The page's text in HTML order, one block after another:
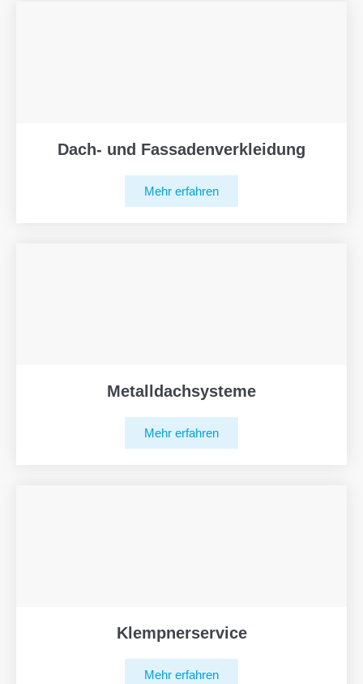
Dach- und Fassadenverkleidung
Mehr erfahren
Metalldachsysteme
Mehr erfahren
Klempnerservice
Mehr erfahren